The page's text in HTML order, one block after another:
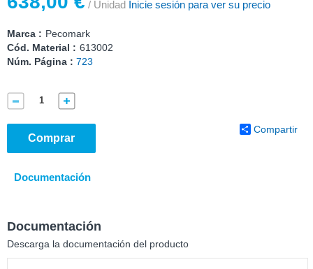
/ Unidad Inicie sesión para ver su precio
Marca : Pecomark
Cód. Material : 613002
Núm. Página : 723
Comprar
Compartir
Documentación
Documentación
Descarga la documentación del producto